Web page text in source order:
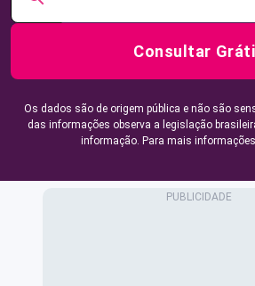
Consultar
Os dados são de origem pública e não são
das informações observa a legislação
informação. Para mais